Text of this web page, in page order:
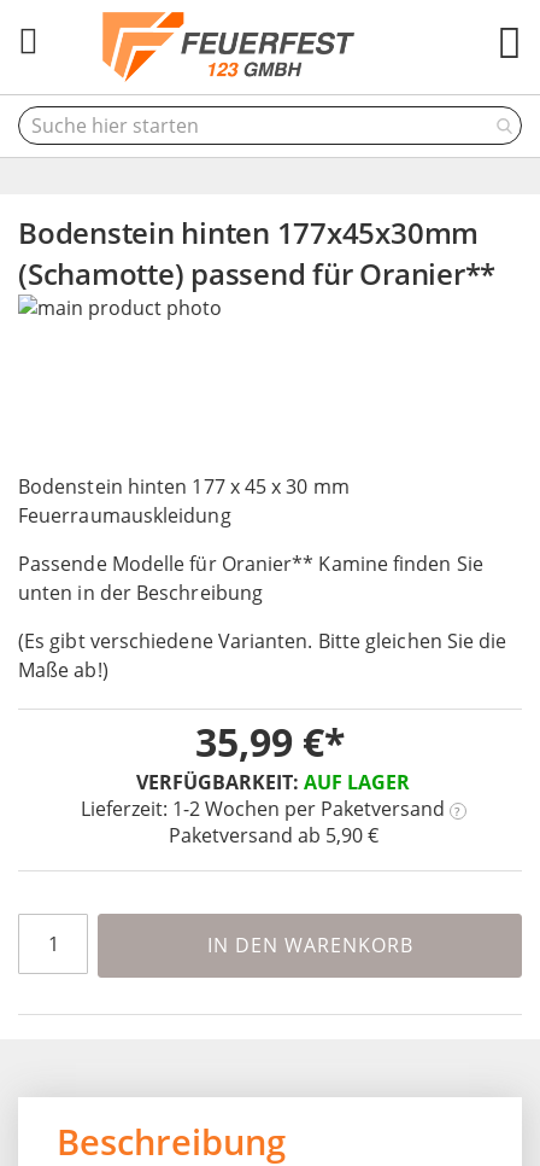
Bodenstein hinten 177x45x30mm
(Schamotte) passend für Oranier**
Bodenstein hinten 177 x 45 x 30 mm
Feuerraumauskleidung
Passende Modelle für Oranier** Kamine finden Sie
unten in der Beschreibung
(Es gibt verschiedene Varianten. Bitte gleichen Sie die
Maße ab!)
VERFÜGBARKEIT: AUF LAGER
Lieferzeit: 1-2 Wochen per Paketversand ?
Paketversand ab 5,90 €
35,99 €
IN DEN WARENKORB
Skip
gallery
to
the
of
the
gallery
Beschreibung